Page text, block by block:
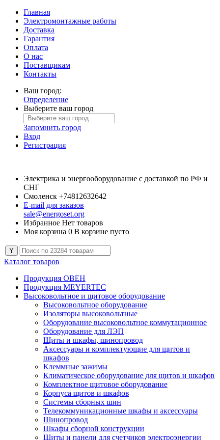
Главная
Электромонтажные работы
Доставка
Гарантия
Оплата
О нас
Поставщикам
Контакты
Ваш город:
Определение
Выберите ваш город
Запомнить город
Вход
Регистрация
Электрика и энергооборудование с доставкой по РФ и
СНГ
Смоленск +74812632642
E-mail для заказов
sale@energoset.org
Избранное Нет товаров
Моя корзина 0 В корзине пусто
Каталог товаров
Продукция ОВЕН
Продукция MEYERTEC
Высоковольтное и щитовое оборудование
Высоковольтное оборудование
Изоляторы высоковольтные
Оборудование высоковольтное коммутационное
Оборудование для ЛЭП
Щиты и шкафы, шинопровод
Аксессуары и комплектующие для щитов и
шкафов
Клеммные зажимы
Климатическое оборудование для щитов и шкафов
Комплектное щитовое оборудование
Корпуса щитов и шкафов
Системы сборных шин
Телекоммуникационные шкафы и аксессуары
Шинопровод
Шкафы сборной конструкции
Щиты и панели для счетчиков электроэнергии